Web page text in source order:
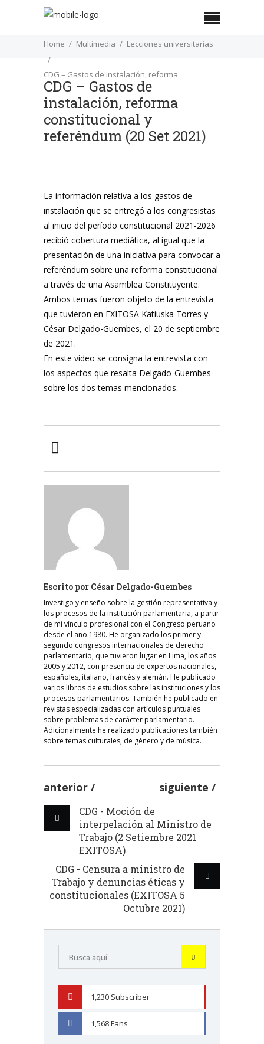
Home Multimedia Lecciones universitarias
CDG – Gastos de instalación, reforma
constitucional y referéndum (20 Set 2021)
CDG – Gastos de
instalación, reforma
constitucional y
referéndum (20 Set 2021)
La información relativa a los gastos de
instalación que se entregó a los congresistas
al inicio del período constitucional 2021-2026
recibió cobertura mediática, al igual que la
presentación de una iniciativa para convocar a
referéndum sobre una reforma constitucional
a través de una Asamblea Constituyente.
Ambos temas fueron objeto de la entrevista
que tuvieron en EXITOSA Katiuska Torres y
César Delgado-Guembes, el 20 de septiembre
de 2021.
En este video se consigna la entrevista con
los aspectos que resalta Delgado-Guembes
sobre los dos temas mencionados.
Escrito por César Delgado-Guembes
Investigo y enseño sobre la gestión representativa y
los procesos de la institución parlamentaria, a partir
de mi vínculo profesional con el Congreso peruano
desde el año 1980. He organizado los primer y
segundo congresos internacionales de derecho
parlamentario, que tuvieron lugar en Lima, los años
2005 y 2012, con presencia de expertos nacionales,
españoles, italiano, francés y alemán. He publicado
varios libros de estudios sobre las instituciones y los
procesos parlamentarios. También he publicado en
revistas especializadas con artículos puntuales
sobre problemas de carácter parlamentario.
Adicionalmente he realizado publicaciones también
sobre temas culturales, de género y de música.
anterior siguiente
CDG - Moción de
interpelación al Ministro de
Trabajo (2 Setiembre 2021
EXITOSA)
CDG - Censura a ministro de
Trabajo y denuncias éticas y
constitucionales (EXITOSA 5
Octubre 2021)
1,230 Subscriber
1,568Fans